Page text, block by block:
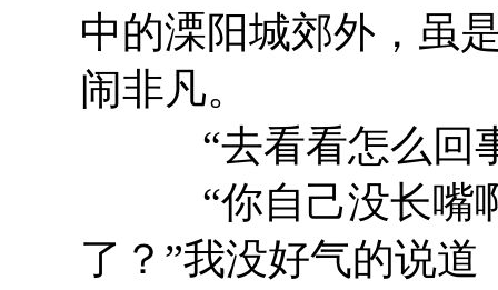
中的溧阳城郊外，虽
闹非凡。
“去看看怎么回事
“你自己没长嘴啊
了？”我没好气的说